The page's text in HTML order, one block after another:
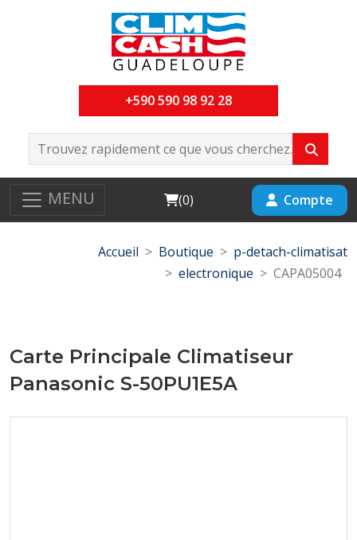
+590 590 98 92 28
MENU Cart
(0) Compte
Accueil Boutique
p-detach-climatisat
electronique
CAPA05004
Carte Principale Climatiseur
Panasonic S-50PU1E5A